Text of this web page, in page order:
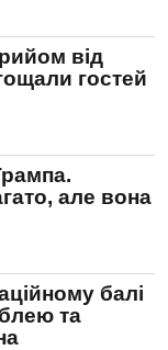
від
гостей
але вона
балі
та